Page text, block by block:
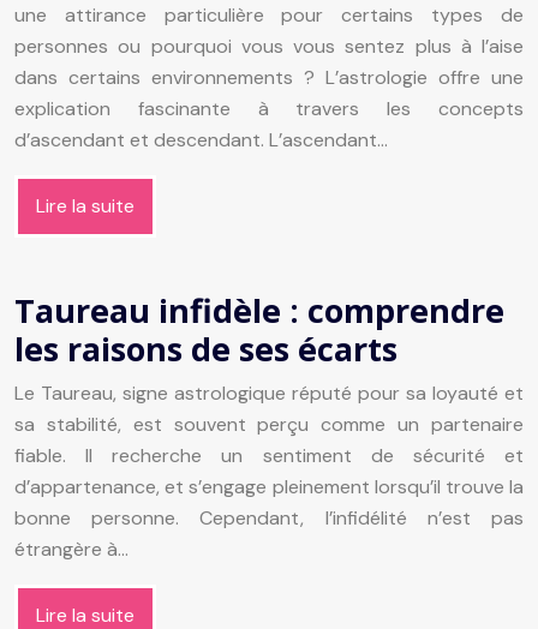
une attirance particulière pour certains types de
personnes ou pourquoi vous vous sentez plus à l’aise
dans certains environnements ? L’astrologie offre une
explication fascinante à travers les concepts
d’ascendant et descendant. L’ascendant…
Lire la suite
Taureau infidèle : comprendre
les raisons de ses écarts
Le Taureau, signe astrologique réputé pour sa loyauté et
sa stabilité, est souvent perçu comme un partenaire
fiable. Il recherche un sentiment de sécurité et
d’appartenance, et s’engage pleinement lorsqu’il trouve la
bonne personne. Cependant, l’infidélité n’est pas
étrangère à…
Lire la suite